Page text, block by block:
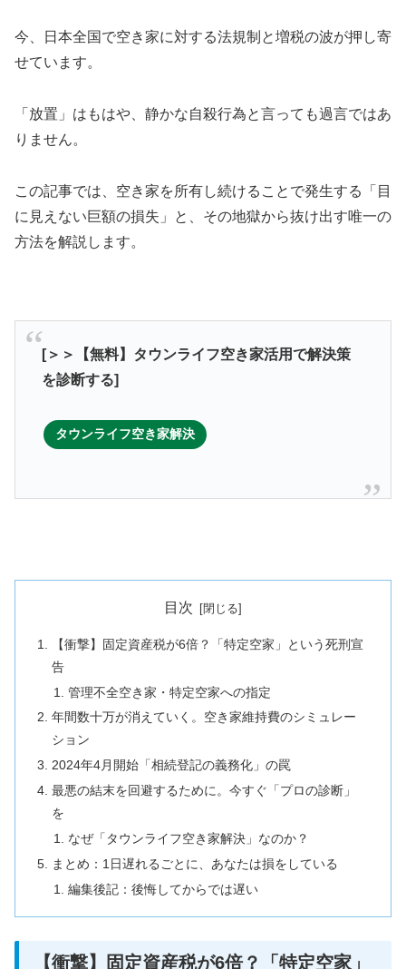
今、日本全国で空き家に対する法規制と増税の波が押し寄
せています。
「放置」はもはや、静かな自殺行為と言っても過言ではあ
りません。
この記事では、空き家を所有し続けることで発生する「目
に見えない巨額の損失」と、その地獄から抜け出す唯一の
方法を解説します。
[＞＞【無料】タウンライフ空き家活用で解決策
を診断する]
タウンライフ空き家解決
目次
【衝撃】固定資産税が6倍？「特定空家」という死刑宣
告
管理不全空き家・特定空家への指定
年間数十万が消えていく。空き家維持費のシミュレー
ション
2024年4月開始「相続登記の義務化」の罠
最悪の結末を回避するために。今すぐ「プロの診断」
を
なぜ「タウンライフ空き家解決」なのか？
まとめ：1日遅れるごとに、あなたは損をしている
編集後記：後悔してからでは遅い
【衝撃】固定資産税が6倍？「特定空家」